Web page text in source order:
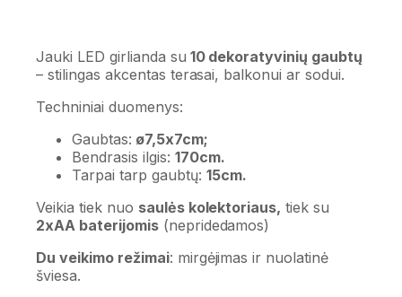
Jauki LED girlianda su 10 dekoratyvinių gaubtų
– stilingas akcentas terasai, balkonui ar sodui.
Techniniai duomenys:
Gaubtas: ø7,5x7cm;
Bendrasis ilgis: 170cm.
Tarpai tarp gaubtų: 15cm.
Veikia tiek nuo saulės kolektoriaus, tiek su
2xAA baterijomis(nepridedamos)
Du veikimo režimai: mirgėjimas ir nuolatinė
šviesa.